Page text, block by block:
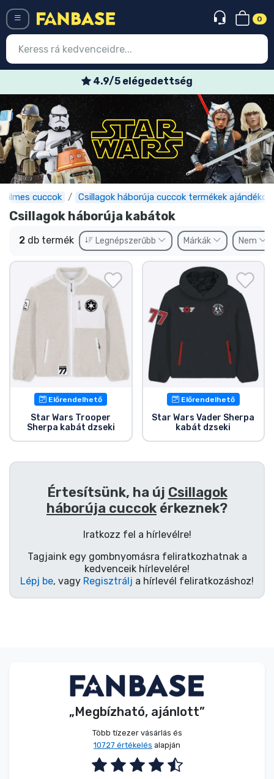
0
4.9/5 elégedettség
Filmes cuccok Csillagok háborúja cuccok termékek ajándékok
Csillagok háborúja kabátok
2 db termék Legnépszerűbb Márkák Nem
Előrendelhető
Star Wars Trooper
Sherpa kabát dzseki
Előrendelhető
Star Wars Vader Sherpa
kabát dzseki
Értesítsünk, ha új Csillagok
háborúja cuccok érkeznek?
Iratkozz fel a hírlevélre!
Tagjaink egy gombnyomásra feliratkozhatnak a
kedvenceik hírlevelére!
Lépj be, vagy Regisztrálj a hírlevél feliratkozáshoz!
„Megbízható, ajánlott”
Több tízezer vásárlás és
10727 értékelés alapján
Belépés Regisztráció
Legújabb cuccok
Akciós ajánlatok
Express szállítás
Előrendelhető cuccok
Outlet cuccok
Ajándékkártya
Szállítás és fizetés
Sorozatos cuccok
Filmes cuccok
Mesés cuccok
Animés cuccok
Gamer cuccok
Sportos cuccok
Zenés cuccok
Terméktípusok